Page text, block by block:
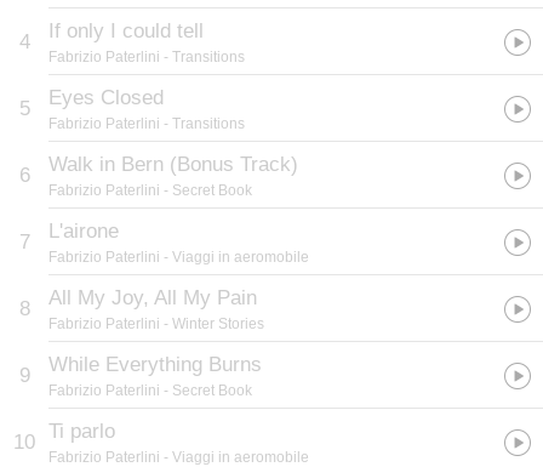
4 If only I could tell
Fabrizio Paterlini - Transitions
5 Eyes Closed
Fabrizio Paterlini - Transitions
6 Walk in Bern (Bonus Track)
Fabrizio Paterlini - Secret Book
7 L'airone
Fabrizio Paterlini - Viaggi in aeromobile
8 All My Joy, All My Pain
Fabrizio Paterlini - Winter Stories
9 While Everything Burns
Fabrizio Paterlini - Secret Book
10 Ti parlo
Fabrizio Paterlini - Viaggi in aeromobile